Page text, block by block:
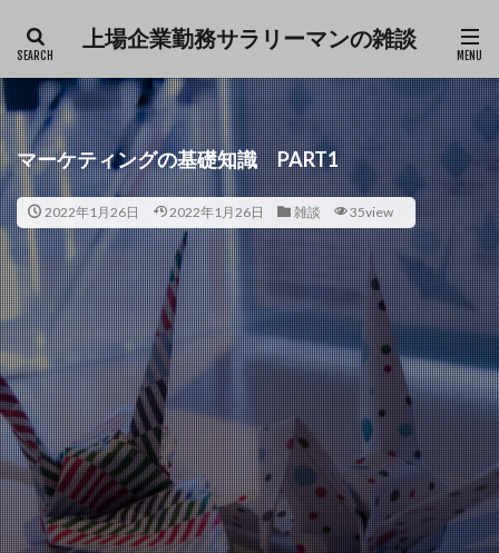
上場企業勤務サラリーマンの雑談
マーケティングの基礎知識 PART1
2022年1月26日 2022年1月26日 雑談 35view
ファッション デザイン 流行
カテゴリー
タグ
Excel 仕事 育児 雑談
検索